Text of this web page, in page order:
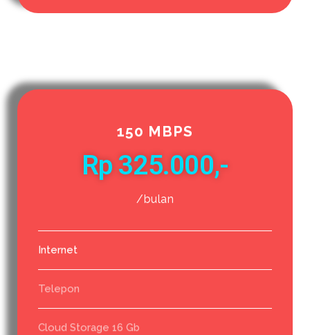
150 MBPS
Rp 325.000,-
/bulan
Internet
Telepon
Cloud Storage 16 Gb